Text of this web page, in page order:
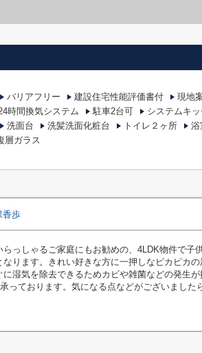
バリアフリー 建設住宅性能評価書付 現地
時間換気システム 駐車2台可 システムキ
洗面台 洗髪洗面化粧台 トイレ２ヶ所 浴
層ガラス
香歩
らっしゃるご家庭にもお勧めの、4LDK物件で子
なります。きれい好きな方に一押しなピカピカ
に湿気を除去できるためカビや雑菌などの発生
っております。気になる点などがございました